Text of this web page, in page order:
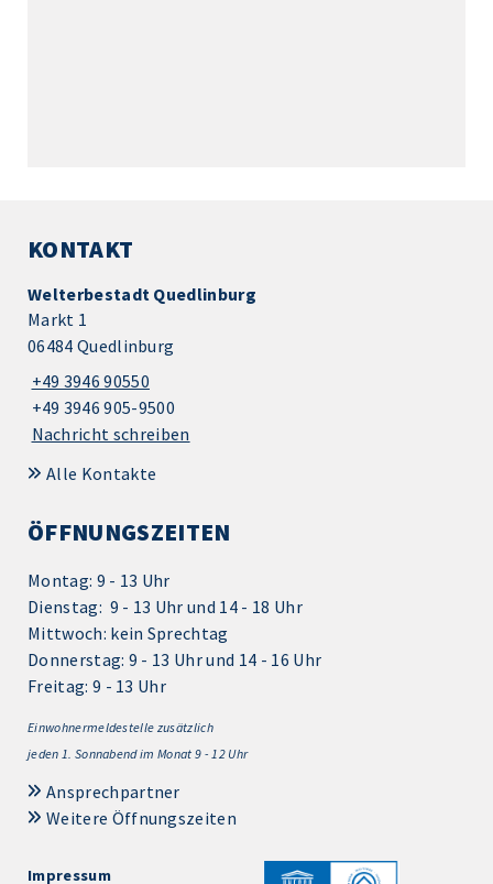
KONTAKT
Welterbestadt Quedlinburg
Markt 1
06484 Quedlinburg
+49 3946 90550
+49 3946 905-9500
Nachricht schreiben
Alle Kontakte
ÖFFNUNGSZEITEN
Montag: 9 - 13 Uhr
Dienstag: 9 - 13 Uhr und 14 - 18 Uhr
Mittwoch: kein Sprechtag
Donnerstag: 9 - 13 Uhr und 14 - 16 Uhr
Freitag: 9 - 13 Uhr
Einwohnermeldestelle zusätzlich
jeden 1. Sonnabend im Monat 9 - 12 Uhr
Ansprechpartner
Weitere Öffnungszeiten
Impressum